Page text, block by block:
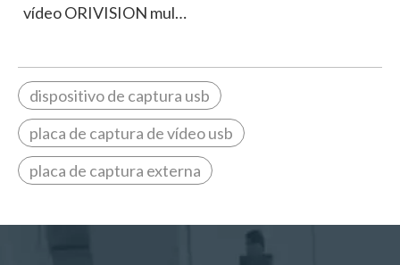
vídeo ORIVISION multi-
dispositivo de captura usb
placa de captura de vídeo usb
placa de captura externa